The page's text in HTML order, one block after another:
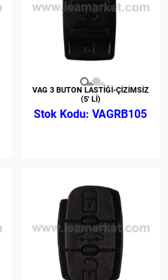
VAG 3 BUTON LASTİĞİ-ÇİZİMSİZ
(5' Lİ)
VAGRB105